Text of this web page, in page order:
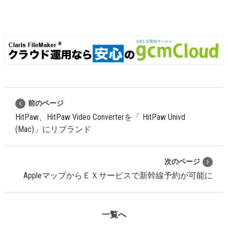
前のページ
HitPaw、HitPaw Video Converterを「 HitPaw Univd
(Mac)」にリブランド
次のページ
AppleマップからＥＸサービスで新幹線予約が可能に
一覧へ